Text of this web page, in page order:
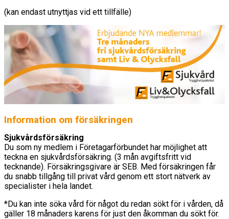
(kan endast utnyttjas vid ett tillfälle)
Information om försäkringen
Sjukvårdsförsäkring
Du som ny medlem i Företagarförbundet har möjlighet att
teckna en sjukvårdsförsäkring. (3 mån avgiftsfritt vid
tecknande). Försäkringsgivare är SEB. Med försäkringen får
du snabb tillgång till privat vård genom ett stort nätverk av
specialister i hela landet.
*Du kan inte söka vård för något du redan sökt för i vården, då
gäller 18 månaders karens för just den åkomman du sökt för.